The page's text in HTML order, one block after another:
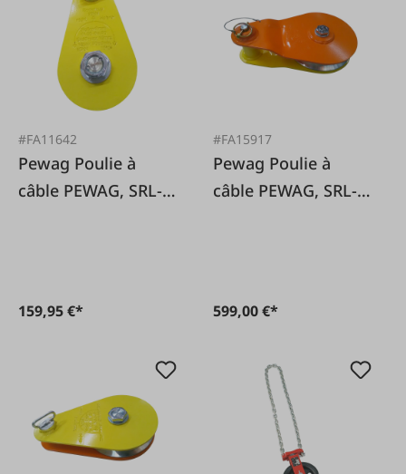
#FA11642
Pewag Poulie à
câble PEWAG, SRL-F
159,95 €*
#FA15917
Pewag Poulie à
câble PEWAG, SRL-F
599,00 €*